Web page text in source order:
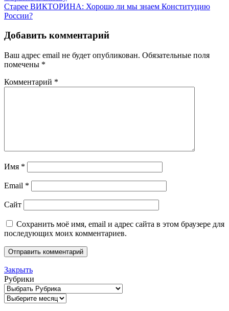
Старее ВИКТОРИНА: Хорошо ли мы знаем Конституцию
России?
Добавить комментарий
Ваш адрес email не будет опубликован. Обязательные поля
помечены *
Комментарий *
Имя *
Email *
Сайт
Сохранить моё имя, email и адрес сайта в этом браузере для
последующих моих комментариев.
Закрыть
Рубрики
Архивы